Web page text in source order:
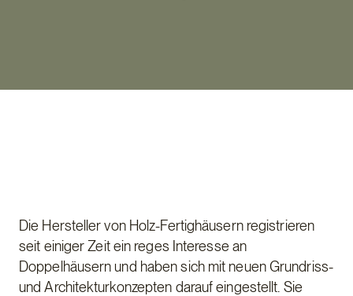
Die Hersteller von Holz-Fertighäusern registrieren
seit einiger Zeit ein reges Interesse an
Doppelhäusern und haben sich mit neuen Grundriss-
und Architekturkonzepten darauf eingestellt. Sie